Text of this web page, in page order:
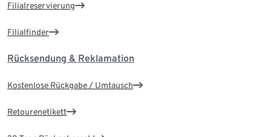
Filialreservierung
Filialfinder
Rücksendung & Reklamation
Kostenlose Rückgabe / Umtausch
Retourenetikett